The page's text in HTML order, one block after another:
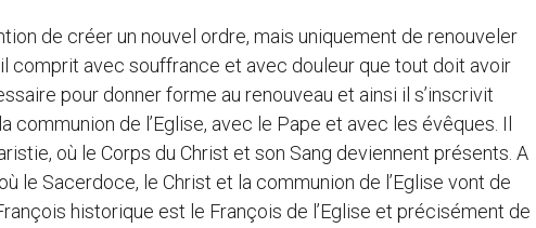
de créer un nouvel ordre, mais uniquement de renouveler
comprit avec souffrance et avec douleur que tout doit avoir
pour donner forme au renouveau et ainsi il s’inscrivit
de l’Eglise, avec le Pape et avec les évêques. Il
où le Corps du Christ et son Sang deviennent présents. A
le Sacerdoce, le Christ et la communion de l’Eglise vont de
historique est le François de l’Eglise et précisément de